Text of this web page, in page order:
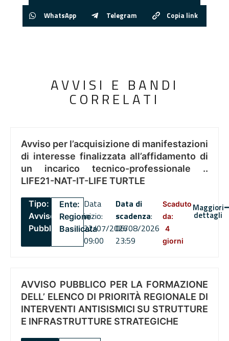
WhatsApp Telegram Copia link
AVVISI E BANDI
CORRELATI
Avviso per l’acquisizione di manifestazioni
di interesse finalizzata all’affidamento di
un incarico tecnico-professionale ..
LIFE21-NAT-IT-LIFE TURTLE
Tipo:
Avviso
Pubblico
Ente:
Regione
Basilicata
Data
inizio:
22/07/2026
09:00
Data di
scadenza:
06/08/2026
23:59
Scaduto
da:
4
giorni
Maggiori
dettagli
AVVISO PUBBLICO PER LA FORMAZIONE
DELL’ ELENCO DI PRIORITÀ REGIONALE DI
INTERVENTI ANTISISMICI SU STRUTTURE
E INFRASTRUTTURE STRATEGICHE